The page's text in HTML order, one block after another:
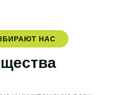
НАС
щества